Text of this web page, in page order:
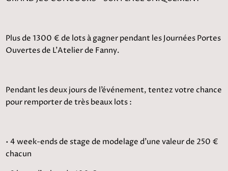
Plus de 1300 € de lots à gagner pendant les Journées Portes
Ouvertes de L’Atelier de Fanny.
Pendant les deux jours de l’événement, tentez votre chance
pour remporter de très beaux lots :
• 4 week-ends de stage de modelage d’une valeur de 250 €
chacun